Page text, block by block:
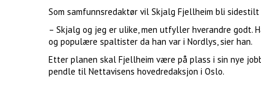
Som samfunnsredaktør vil Skjalg Fjellheim bli
– Skjalg og jeg er ulike, men utfyller hverandre godt.
og populære spaltister da han var i Nordlys, sier han.
Etter planen skal Fjellheim være på plass i sin nye
pendle til Nettavisens hovedredaksjon i Oslo.